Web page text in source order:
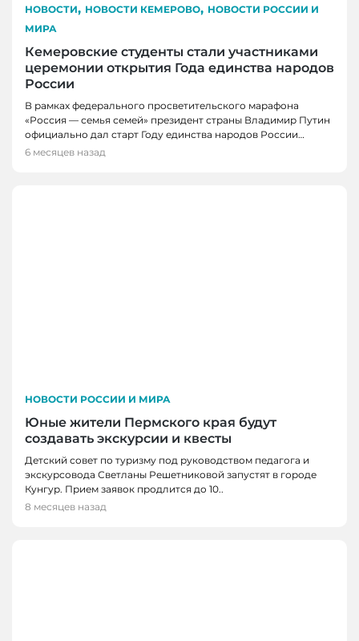
НОВОСТИ, НОВОСТИ КЕМЕРОВО, НОВОСТИ РОССИИ И
МИРА
Кемеровские студенты стали участниками
церемонии открытия Года единства народов
России
В рамках федерального просветительского марафона
«Россия — семья семей» президент страны Владимир Путин
официально дал старт Году единства народов России…
6 месяцев назад
НОВОСТИ РОССИИ И МИРА
Юные жители Пермского края будут
создавать экскурсии и квесты
Детский совет по туризму под руководством педагога и
экскурсовода Светланы Решетниковой запустят в городе
Кунгур. Прием заявок продлится до 10..
8 месяцев назад